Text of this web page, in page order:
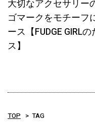
大切なアクセサリー
ゴマークをモチーフ
ース【FUDGE GIRL
ス】
TOP TAG